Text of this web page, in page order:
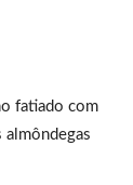
fatiado com
almôndegas